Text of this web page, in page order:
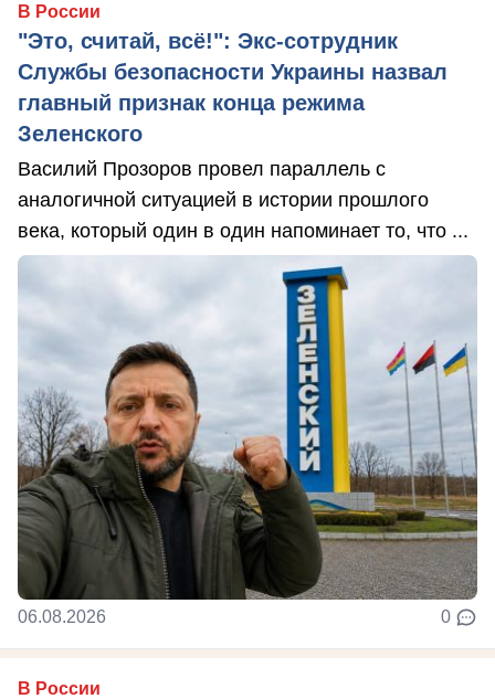
В России
"Это, считай, всё!": Экс-сотрудник
Службы безопасности Украины назвал
главный признак конца режима
Зеленского
Василий Прозоров провел параллель с
аналогичной ситуацией в истории прошлого
века, который один в один напоминает то, что ...
06.08.2026 0
В России